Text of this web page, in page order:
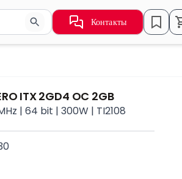
стрелки для навигации по
Контакты
ITX 2GD4 OC 2GB
| 64 bit | 300W | TI2108